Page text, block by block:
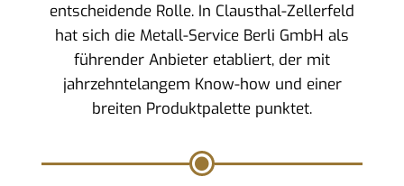
entscheidende Rolle. In Clausthal-Zellerfeld
hat sich die Metall-Service Berli GmbH als
führender Anbieter etabliert, der mit
jahrzehntelangem Know-how und einer
breiten Produktpalette punktet.